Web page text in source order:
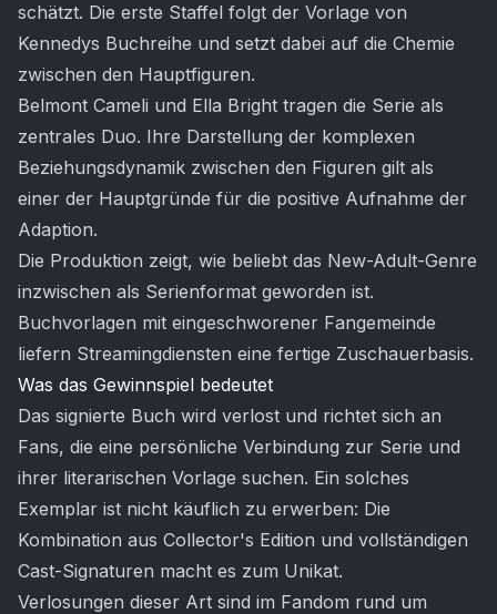
schätzt. Die erste Staffel folgt der Vorlage von
Kennedys Buchreihe und setzt dabei auf die Chemie
zwischen den Hauptfiguren.
Belmont Cameli und Ella Bright tragen die Serie als
zentrales Duo. Ihre Darstellung der komplexen
Beziehungsdynamik zwischen den Figuren gilt als
einer der Hauptgründe für die positive Aufnahme der
Adaption.
Die Produktion zeigt, wie beliebt das New-Adult-Genre
inzwischen als Serienformat geworden ist.
Buchvorlagen mit eingeschworener Fangemeinde
liefern Streamingdiensten eine fertige Zuschauerbasis.
Was das Gewinnspiel bedeutet
Das signierte Buch wird verlost und richtet sich an
Fans, die eine persönliche Verbindung zur Serie und
ihrer literarischen Vorlage suchen. Ein solches
Exemplar ist nicht käuflich zu erwerben: Die
Kombination aus Collector's Edition und vollständigen
Cast-Signaturen macht es zum Unikat.
Verlosungen dieser Art sind im Fandom rund um